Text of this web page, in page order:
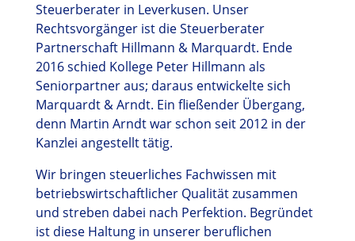
Steuerberater in Leverkusen. Unser
Rechtsvorgänger ist die Steuerberater
Partnerschaft Hillmann & Marquardt. Ende
2016 schied Kollege Peter Hillmann als
Seniorpartner aus; daraus entwickelte sich
Marquardt & Arndt. Ein fließender Übergang,
denn Martin Arndt war schon seit 2012 in der
Kanzlei angestellt tätig.
Wir bringen steuerliches Fachwissen mit
betriebswirtschaftlicher Qualität zusammen
und streben dabei nach Perfektion. Begründet
ist diese Haltung in unserer beruflichen